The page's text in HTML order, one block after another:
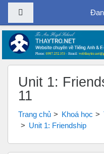
Chuyển tới nội dung chính
Bảng điều khiển cạnh
Unit 1:
11
Trang chủ Khoá học
Unit 1: Friendship